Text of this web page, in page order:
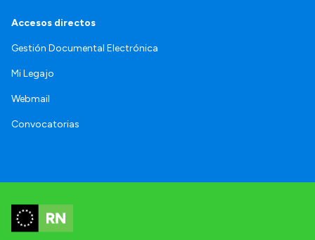
Accesos directos
Gestión Documental Electrónica
Mi Legajo
Webmail
Convocatorias